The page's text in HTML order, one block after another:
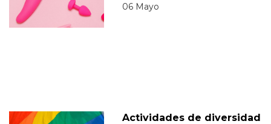
06 Mayo
Actividades de diversidad